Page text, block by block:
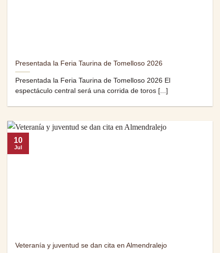
Presentada la Feria Taurina de Tomelloso 2026
Presentada la Feria Taurina de Tomelloso 2026 El
espectáculo central será una corrida de toros [...]
Veteranía y juventud se dan cita en Almendralejo
10
Jul